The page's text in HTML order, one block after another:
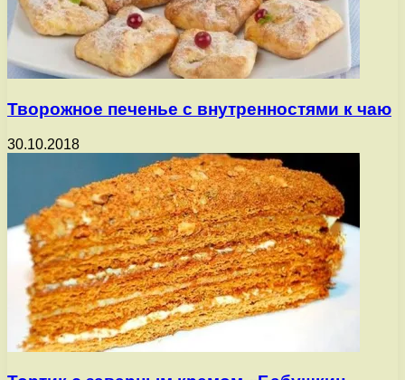
Творожное печенье с внутренностями к чаю
30.10.2018